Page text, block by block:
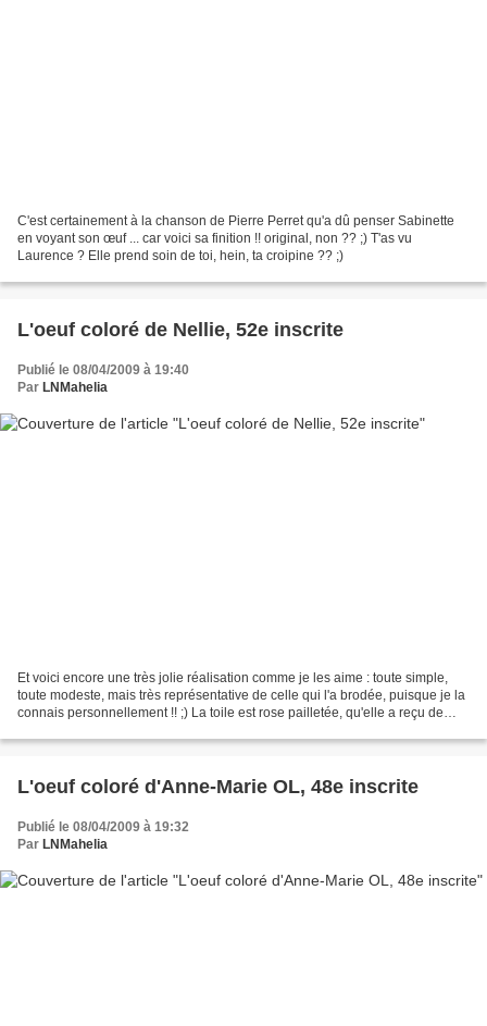
C'est certainement à la chanson de Pierre Perret qu'a dû penser Sabinette
en voyant son œuf ... car voici sa finition !! original, non ?? ;) T'as vu
Laurence ? Elle prend soin de toi, hein, ta croipine ?? ;)
L'oeuf coloré de Nellie, 52e inscrite
Publié le 08/04/2009 à 19:40
Par LNMahelia
Et voici encore une très jolie réalisation comme je les aime : toute simple,
toute modeste, mais très représentative de celle qui l'a brodée, puisque je la
connais personnellement !! ;) La toile est rose pailletée, qu'elle a reçu de
L'oeuf coloré d'Anne-Marie OL, 48e inscrite
Publié le 08/04/2009 à 19:32
Par LNMahelia